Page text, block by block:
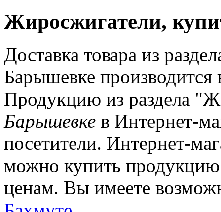
Жиросжигатели,
Доставка товара из
Барышевке производится
Продукцию из раздела
Барышевке в Интернет-
посетители. Интернет-
можно купить
ценам. Вы имеете